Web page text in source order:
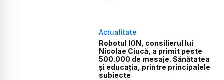
Actualitate
Robotul ION, consilierul lui
Nicolae Ciucă, a primit peste
500.000 de mesaje. Sănătatea
și educația, printre principalele
subiecte